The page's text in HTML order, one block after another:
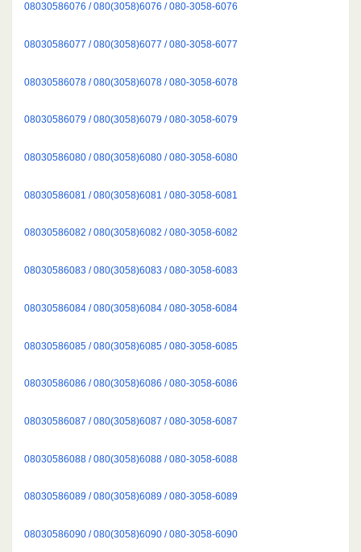
08030586076 / 080(3058)6076 / 080-3058-6076
08030586077 / 080(3058)6077 / 080-3058-6077
08030586078 / 080(3058)6078 / 080-3058-6078
08030586079 / 080(3058)6079 / 080-3058-6079
08030586080 / 080(3058)6080 / 080-3058-6080
08030586081 / 080(3058)6081 / 080-3058-6081
08030586082 / 080(3058)6082 / 080-3058-6082
08030586083 / 080(3058)6083 / 080-3058-6083
08030586084 / 080(3058)6084 / 080-3058-6084
08030586085 / 080(3058)6085 / 080-3058-6085
08030586086 / 080(3058)6086 / 080-3058-6086
08030586087 / 080(3058)6087 / 080-3058-6087
08030586088 / 080(3058)6088 / 080-3058-6088
08030586089 / 080(3058)6089 / 080-3058-6089
08030586090 / 080(3058)6090 / 080-3058-6090